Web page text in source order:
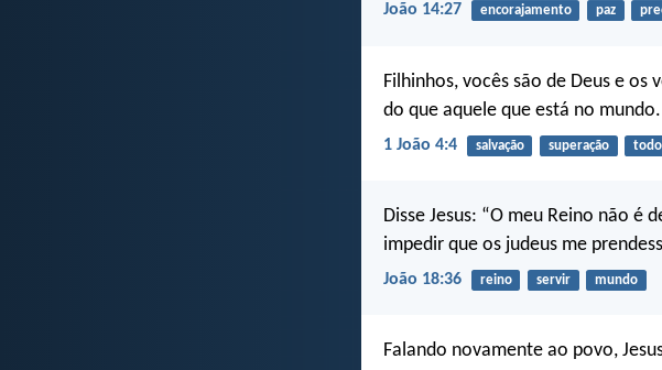
João 14:27 encorajamento paz
Filhinhos, vocês são de Deus e
do que aquele que está no mundo.
1 João 4:4 salvação superação
Disse Jesus: “O meu Reino não é
impedir que os judeus me
João 18:36 reino servir mundo
Falando novamente ao povo,